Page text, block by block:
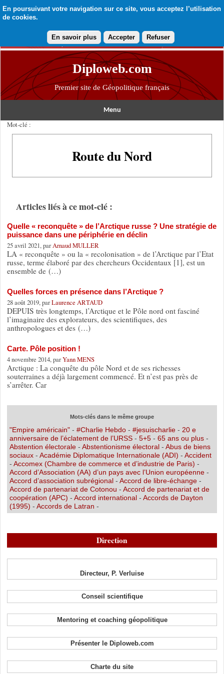
En poursuivant votre navigation sur ce site, vous acceptez l’utilisation
de cookies.
En savoir plus Accepter Refuser
Diploweb.com
Premier site de Géopolitique français
Menu
Mot-clé :
Route du Nord
Articles liés à ce mot-clé :
Quelle « reconquête » de l’Arctique russe ? Une stratégie de
puissance dans une périphérie en déclin
25 avril 2021, parArnaud MULLER
LA « reconquête » ou la « recolonisation » de l’Arctique par l’Etat
russe, terme élaboré par des chercheurs Occidentaux [1], est un
ensemble de (…)
Quelles forces en présence dans l’Arctique ?
28 août 2019, parLaurence ARTAUD
DEPUIS très longtemps, l’Arctique et le Pôle nord ont fasciné
l’imaginaire des explorateurs, des scientifiques, des
anthropologues et des (…)
Carte. Pôle position !
4 novembre 2014, parYann MENS
Arctique : La conquête du pôle Nord et de ses richesses
souterraines a déjà largement commencé. Et n’est pas près de
s’arrêter. Car
Mots-clés dans le même groupe
"Empire américain"- #Charlie Hebdo- #jesuischarlie- 20 e
anniversaire de l’éclatement de l’URSS- 5+5- 65 ans ou plus-
Abstention électorale- Abstentionisme électoral- Abus de biens
sociaux- Académie Diplomatique Internationale (ADI) - Accident
- Accomex (Chambre de commerce et d’industrie de Paris) -
Accord d’Association (AA) d’un pays avec l’Union européenne-
Accord d’association subrégional- Accord de libre-échange-
Accord de partenariat de Cotonou - Accord de partenariat et de
coopération (APC) - Accord international- Accords de Dayton
(1995) - Accords de Latran -
Direction
Directeur, P. Verluise
Conseil scientifique
Mentoring et coaching géopolitique
Présenter le Diploweb.com
Charte du site